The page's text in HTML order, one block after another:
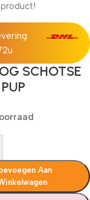
SCHOTSE
Aan